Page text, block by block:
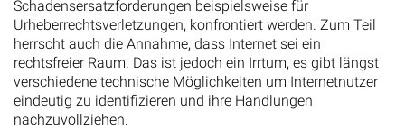
Schadensersatzforderungen beispielsweise für
Urheberrechtsverletzungen, konfrontiert werden. Zum Teil
herrscht auch die Annahme, dass Internet sei ein
rechtsfreier Raum. Das ist jedoch ein Irrtum, es gibt längst
verschiedene technische Möglichkeiten um Internetnutzer
eindeutig zu identifizieren und ihre Handlungen
nachzuvollziehen.